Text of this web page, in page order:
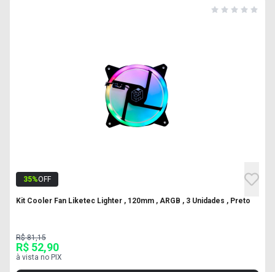
35%OFF
Kit Cooler Fan Liketec Lighter , 120mm , ARGB , 3 Unidades , Preto
R$ 81,15
R$ 52,90
à vista no PIX